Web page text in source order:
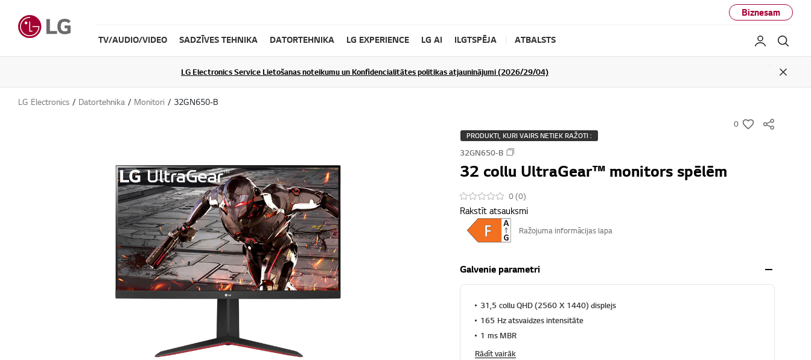
Biznesam
TV/AUDIO/VIDEO SADZĪVES TEHNIKA DATORTEHNIKA LG EXPERIENCE LG AI ILGTSPĒJA ATBALSTS Mans LG
LG Electronics Service Lietošanas noteikumu un Konfidencialitātes politikas atjauninājumi (2026/29/04)
Close
LG Electronics Datortehnika Monitori 32GN650-B
0
w
PRODUKTI, KURI VAIRS NETIEK RAŽOTI :
32GN650-B
32 collu UltraGear™ monitors spēlēm
0 (0)
Rakstīt atsauksmi
Ražojuma informācijas lapa
Galvenie parametri
31,5 collu QHD (2560 X 1440) displejs
165 Hz atsvaidzes intensitāte
1 ms MBR
Rādīt vairāk